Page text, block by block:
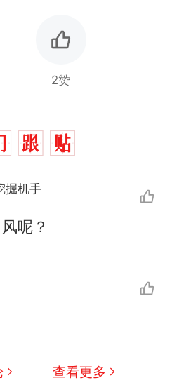
2赞
掘机手
呢？
查看更多
，公平么？
唯一没有法定首都的国